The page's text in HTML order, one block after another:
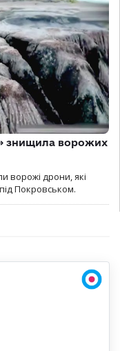
знищила ворожих
ворожі дрони, які
Покровськом.